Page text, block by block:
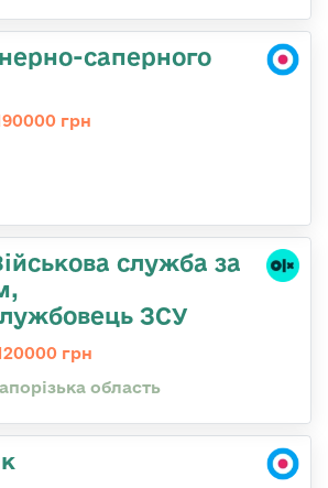
саперного
грн
служба за
ЗСУ
грн
область